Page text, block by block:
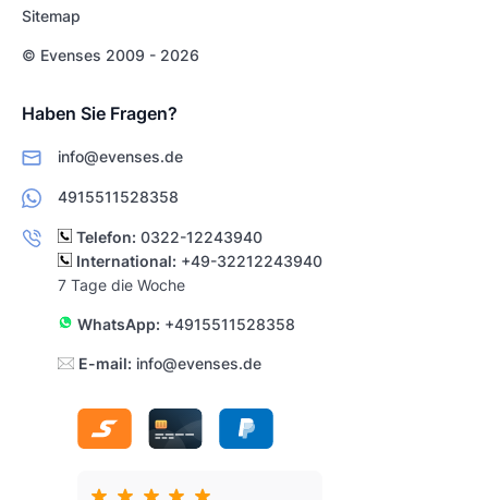
Sitemap
© Evenses 2009 - 2026
Haben Sie Fragen?
info@evenses.de
4915511528358
Telefon: 0322-12243940
International: +49-32212243940
7 Tage die Woche
WhatsApp: +4915511528358
E-mail: info@evenses.de